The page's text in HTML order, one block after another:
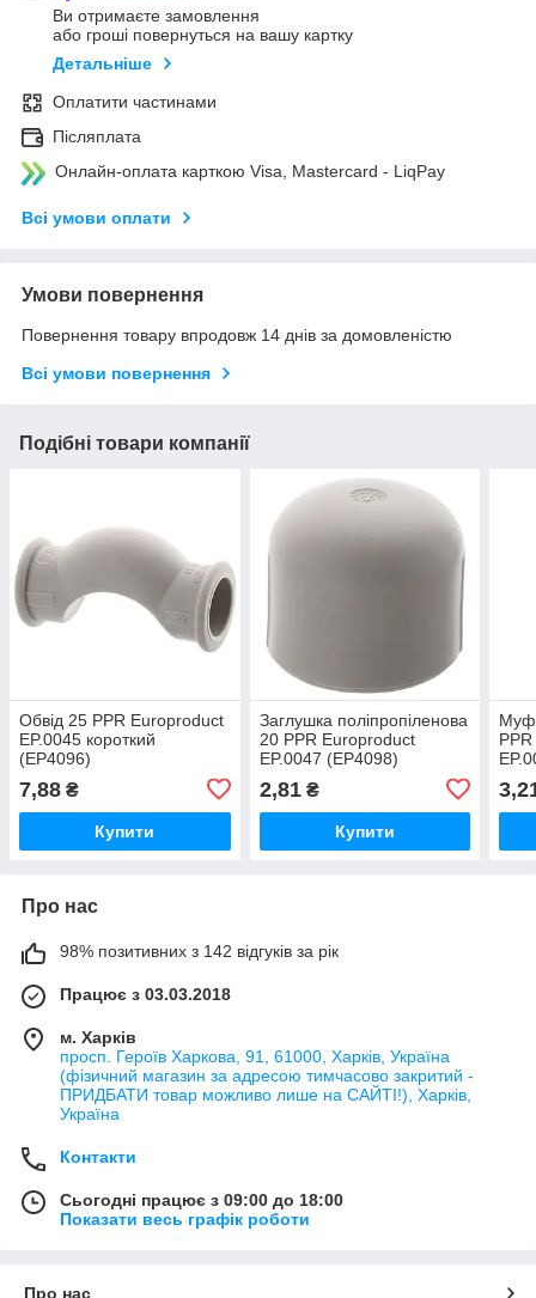
Ви отримаєте замовлення
або гроші повернуться на вашу картку
Детальніше
Оплатити частинами
Післяплата
Онлайн-оплата карткою Visa, Mastercard - LiqPay
Всі умови оплати
Умови повернення
Повернення товару впродовж 14 днів за домовленістю
Всі умови повернення
Подібні товари компанії
Обвід 25 PPR Europroduct
EP.0045 короткий
(EP4096)
7,88 ₴
Купити
Заглушка поліпропіленова
20 PPR Europroduct
EP.0047 (EP4098)
2,81₴
Купити
Про нас
98% позитивних з 142 відгуків за рік
Працює з 03.03.2018
м. Харків
просп. Героїв Харкова, 91, 61000, Харків, Україна
(фізичний магазин за адресою тимчасово закритий -
ПРИДБАТИ товар можливо лише на САЙТІ!), Харків,
Україна
Контакти
Сьогодні працює з 09:00 до 18:00
Показати весь графік роботи
Про нас